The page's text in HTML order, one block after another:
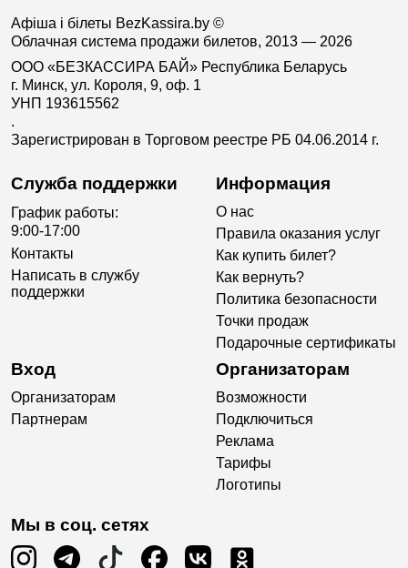
Афіша і білеты BezKassira.by ©
Облачная система продажи билетов, 2013 — 2026
ООО «БЕЗКАССИРА БАЙ» Республика Беларусь
г. Минск, ул. Короля, 9, оф. 1
УНП 193615562
.
Зарегистрирован в Торговом реестре РБ 04.06.2014 г.
Служба поддержки
График работы:
9:00-17:00
Контакты
Написать в службу
поддержки
Информация
О нас
Правила оказания услуг
Как купить билет?
Как вернуть?
Политика безопасности
Точки продаж
Подарочные сертификаты
Вход
Организаторам
Партнерам
Организаторам
Возможности
Подключиться
Реклама
Тарифы
Логотипы
Мы в соц. сетях